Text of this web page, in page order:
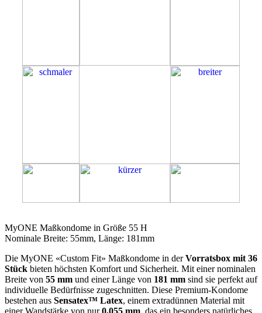
MyONE Maßkondome in Größe 55 H
Nominale Breite: 55mm, Länge: 181mm
Die MyONE «Custom Fit» Maßkondome in derVorratsbox mit 36
Stück bieten höchsten Komfort und Sicherheit. Mit einer nominalen
Breite von 55 mm und einer Länge von 181 mm sind sie perfekt auf
individuelle Bedürfnisse zugeschnitten. Diese Premium-Kondome
bestehen aus Sensatex™ Latex, einem extradünnen Material mit
einer Wandstärke von nur0,055 mm, das ein besonders natürliches